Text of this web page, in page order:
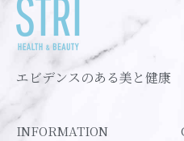
エビデンスのある美と健康
INFORMATION